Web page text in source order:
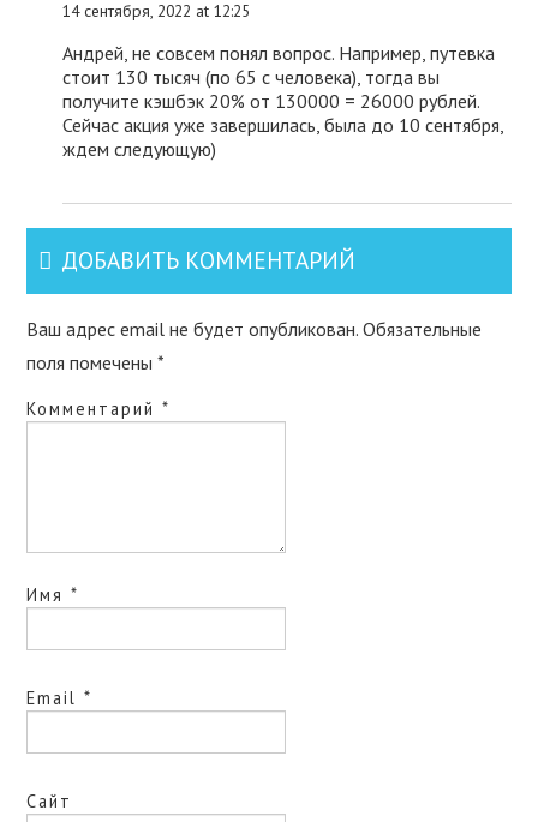
14 сентября, 2022 at 12:25
Андрей, не совсем понял вопрос. Например, путевка
стоит 130 тысяч (по 65 с человека), тогда вы
получите кэшбэк 20% от 130000 = 26000 рублей.
Сейчас акция уже завершилась, была до 10 сентября,
ждем следующую)
ДОБАВИТЬ КОММЕНТАРИЙ
Ваш адрес email не будет опубликован. Обязательные
поля помечены*
Комментарий*
Имя*
Email*
Сайт